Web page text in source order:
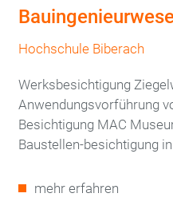
Hochschule Biberach
Werksbesichtigung
Anwendungsvorführung
Besichtigung MAC
Baustellen-besichtigung
mehr erfahren